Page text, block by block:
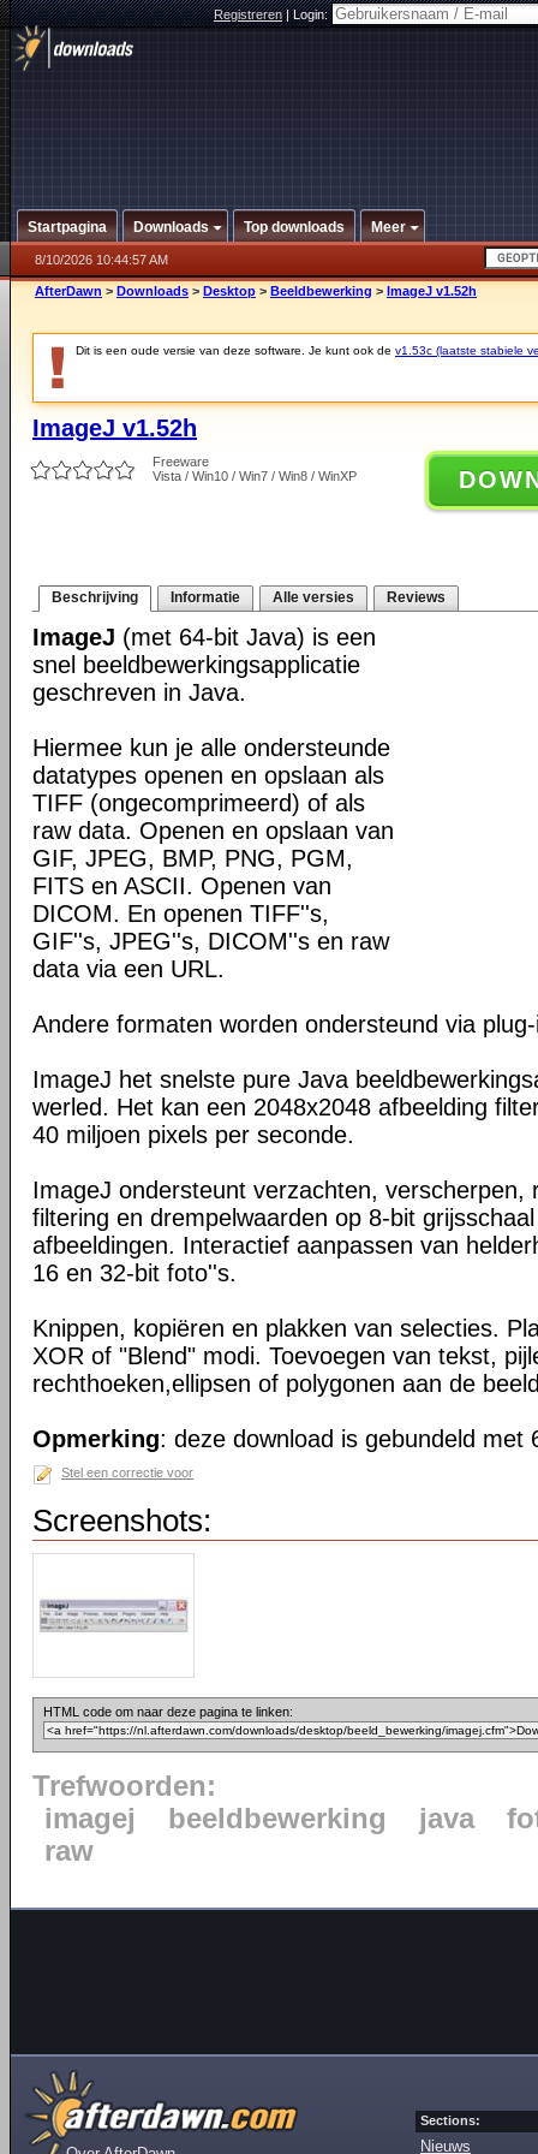
Registreren|Login:
Startpagina Downloads Top downloads Meer
8/10/2026 10:44:57 AM
AfterDawn > Downloads > Desktop > Beeldbewerking > ImageJ v1.52h
Dit is een oude versie van deze software. Je kunt ook de v1.53c (laatste stabiele
ImageJ v1.52h
Freeware
Vista / Win10 / Win7 / Win8 / WinXP
Beschrijving Informatie Alle versies Reviews
ImageJ (met 64-bit Java) is een
snel beeldbewerkingsapplicatie
geschreven in Java.
Hiermee kun je alle ondersteunde
datatypes openen en opslaan als
TIFF (ongecomprimeerd) of als
raw data. Openen en opslaan van
GIF, JPEG, BMP, PNG, PGM,
FITS en ASCII. Openen van
DICOM. En openen TIFF''s,
GIF''s, JPEG''s, DICOM''s en raw
data via een URL.
Andere formaten worden ondersteund via
ImageJ het snelste pure Java
werled. Het kan een 2048x2048 afbeelding
40 miljoen pixels per seconde.
ImageJ ondersteunt verzachten, verscherpen,
filtering en drempelwaarden op 8-bit
afbeeldingen. Interactief aanpassen van
16 en 32-bit foto''s.
Knippen, kopiëren en plakken van selecties.
XOR of "Blend" modi. Toevoegen van tekst,
rechthoeken,ellipsen of polygonen aan de
Opmerking: deze download is gebundeld met
Stel een correctie voor
Screenshots:
HTML code om naar deze pagina te linken:
Trefwoorden:
imagej
beeldbewerking java
raw
Sections:
Nieuws